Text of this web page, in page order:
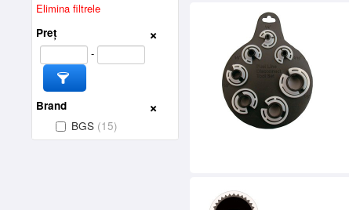
Elimina filtrele
Preț
-
Brand
BGS (15)